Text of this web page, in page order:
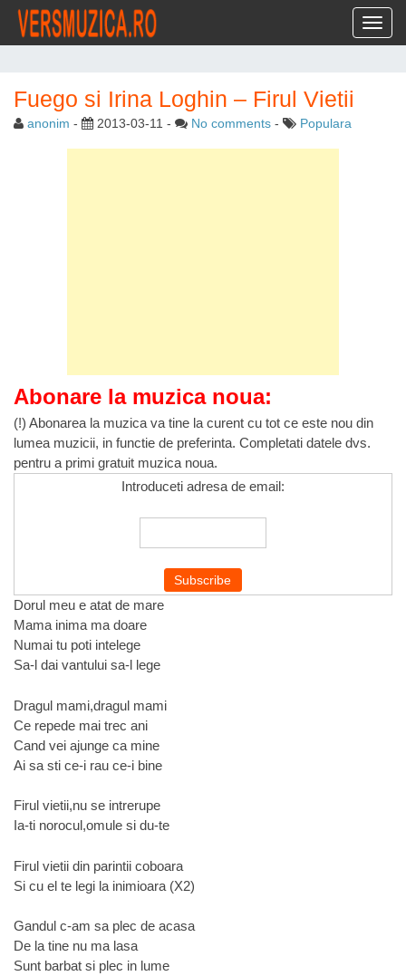
Fuego si Irina Loghin – Firul Vietii
anonim - 2013-03-11 - No comments - Populara
Abonare la muzica noua:
(!) Abonarea la muzica va tine la curent cu tot ce este nou din
lumea muzicii, in functie de preferinta. Completati datele dvs.
pentru a primi gratuit muzica noua.
Introduceti adresa de email:
Dorul meu e atat de mare
Mama inima ma doare
Numai tu poti intelege
Sa-l dai vantului sa-l lege
Dragul mami,dragul mami
Ce repede mai trec ani
Cand vei ajunge ca mine
Ai sa sti ce-i rau ce-i bine
Firul vietii,nu se intrerupe
Ia-ti norocul,omule si du-te
Firul vietii din parintii coboara
Si cu el te legi la inimioara (X2)
Gandul c-am sa plec de acasa
De la tine nu ma lasa
Sunt barbat si plec in lume